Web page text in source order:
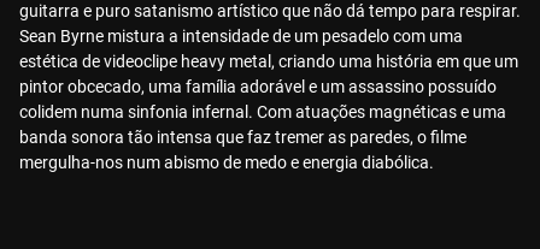
guitarra e puro satanismo artístico que não dá tempo para respirar.
Sean Byrne mistura a intensidade de um pesadelo com uma
estética de videoclipe heavy metal, criando uma história em que um
pintor obcecado, uma família adorável e um assassino possuído
colidem numa sinfonia infernal. Com atuações magnéticas e uma
banda sonora tão intensa que faz tremer as paredes, o filme
mergulha-nos num abismo de medo e energia diabólica.